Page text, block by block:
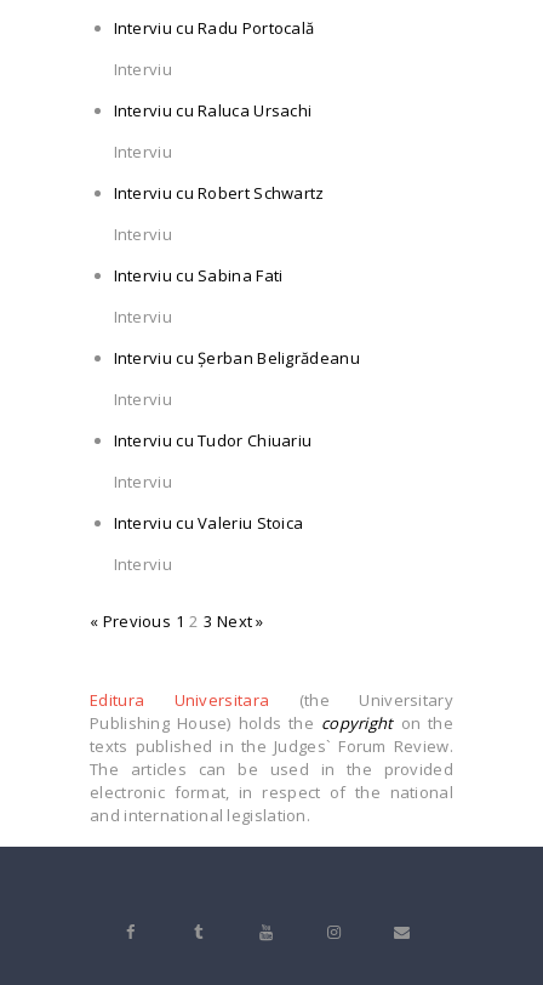
Interviu cu Radu Portocală
Interviu
Interviu cu Raluca Ursachi
Interviu
Interviu cu Robert Schwartz
Interviu
Interviu cu Sabina Fati
Interviu
Interviu cu Șerban Beligrădeanu
Interviu
Interviu cu Tudor Chiuariu
Interviu
Interviu cu Valeriu Stoica
Interviu
« Previous 1 2 3 Next »
Editura Universitara (the Universitary
Publishing House) holds the copyrighton the
texts published in the Judges` Forum Review.
The articles can be used in the provided
electronic format, in respect of the national
and international legislation.